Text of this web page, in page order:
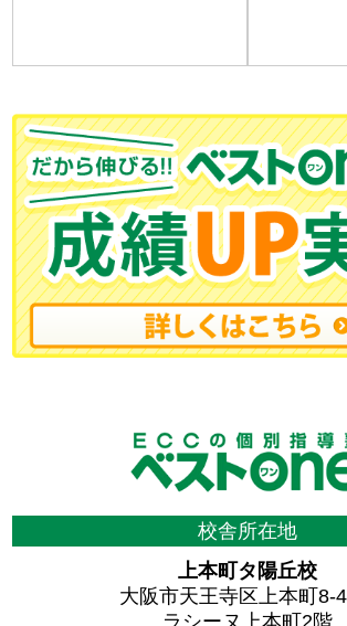
校舎所在地
上本町タ陽丘校
大阪市天王寺区上本町8-
ラシーヌ上本町2階